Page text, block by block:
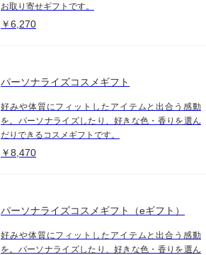
お取り寄せギフトです。
￥6,270
パーソナライズコスメギフト
好みや体質にフィットしたアイテムと出合う感動
を。パーソナライズしたり、好きな色・香りを選ん
だりできるコスメギフトです。
￥8,470
パーソナライズコスメギフト（eギフト）
好みや体質にフィットしたアイテムと出合う感動
を。パーソナライズしたり、好きな色・香りを選ん